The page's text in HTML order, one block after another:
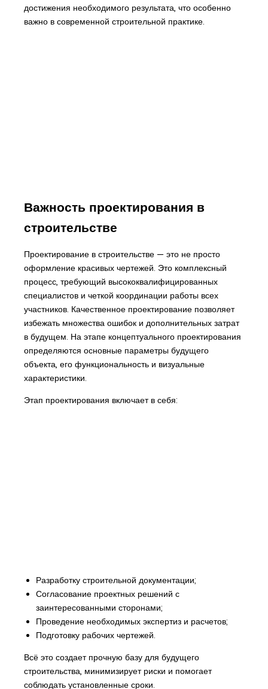
достижения необходимого результата, что особенно
важно в современной строительной практике.
Важность проектирования в
строительстве
Проектирование в строительстве — это не просто
оформление красивых чертежей. Это комплексный
процесс, требующий высококвалифицированных
специалистов и четкой координации работы всех
участников. Качественное проектирование позволяет
избежать множества ошибок и дополнительных затрат
в будущем. На этапе концептуального проектирования
определяются основные параметры будущего
объекта, его функциональность и визуальные
характеристики.
Этап проектирования включает в себя:
Разработку строительной документации;
Согласование проектных решений с
заинтересованными сторонами;
Проведение необходимых экспертиз и расчетов;
Подготовку рабочих чертежей.
Всё это создает прочную базу для будущего
строительства, минимизирует риски и помогает
соблюдать установленные сроки.